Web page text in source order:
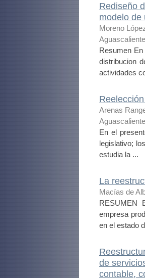
Rediseño
modelo de
Moreno
Resumen
distribucion
actividades
Arenas
En el
legislativo;
estudia la ...
La
Macías de
RESUMEN
empresa
en el estado
de
contable,